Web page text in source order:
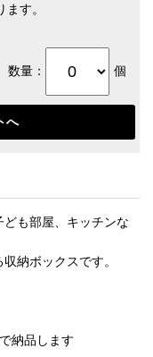
す。
数量： 個
も部屋、キッチンな
納ボックスです。
納品します